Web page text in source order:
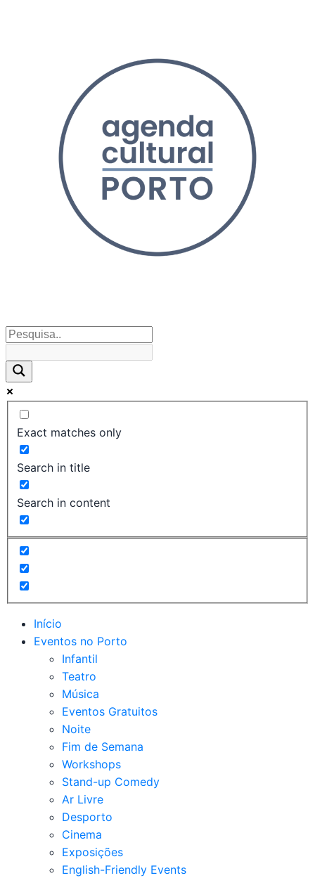
Exact matches only
Search in title
Search in content
Início
Eventos no Porto
Infantil
Teatro
Música
Eventos Gratuitos
Noite
Fim de Semana
Workshops
Stand-up Comedy
Ar Livre
Desporto
Cinema
Exposições
English-Friendly Events